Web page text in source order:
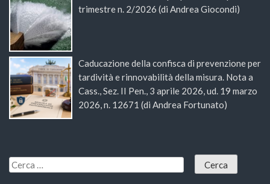
trimestre n. 2/2026 (di Andrea Giocondi)
Caducazione della confisca di prevenzione per
tardività e rinnovabilità della misura. Nota a
Cass., Sez. II Pen., 3 aprile 2026, ud. 19 marzo
2026, n. 12671 (di Andrea Fortunato)